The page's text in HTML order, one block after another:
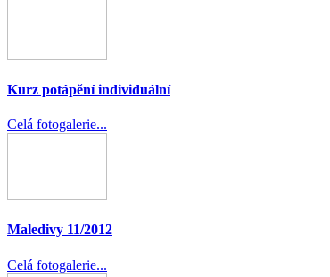
Kurz potápění individuální
Celá fotogalerie...
Maledivy 11/2012
Celá fotogalerie...